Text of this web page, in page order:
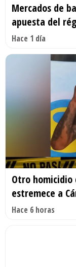
Mercados de
apuesta del
Hace 1 día
Otro
estremece a
Hace 6 horas